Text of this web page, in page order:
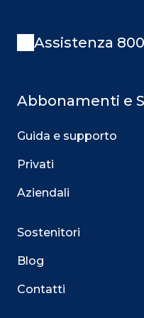
Assistenza
Abbonamenti e
Guida e supporto
Privati
Aziendali
Sostenitori
Blog
Contatti